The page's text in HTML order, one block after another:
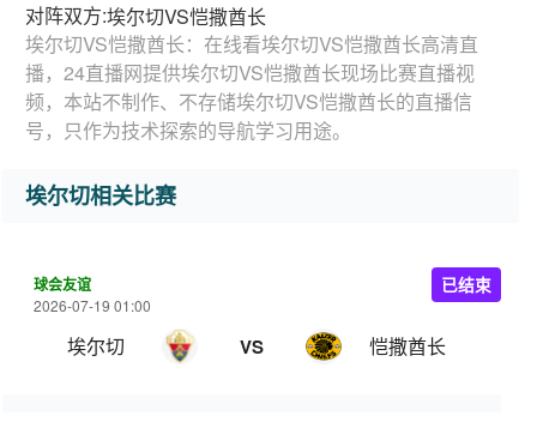
对阵双方:埃尔切VS恺撒酋长
埃尔切VS恺撒酋长：在线看埃尔切VS恺撒酋长高清直
播，24直播网提供埃尔切VS恺撒酋长现场比赛直播视
频，本站不制作、不存储埃尔切VS恺撒酋长的直播信
号，只作为技术探索的导航学习用途。
埃尔切相关比赛
球会友谊
2026-07-19 01:00
埃尔切 VS 恺撒酋长
已结束